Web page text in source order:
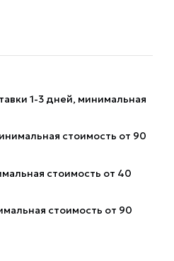
1-3 дней, минимальная
стоимость от 90
стоимость от 40
стоимость от 90